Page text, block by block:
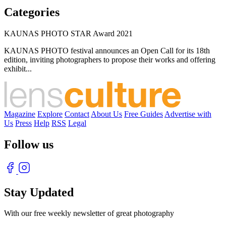
Categories
KAUNAS PHOTO STAR Award 2021
KAUNAS PHOTO festival announces an Open Call for its 18th
edition, inviting photographers to propose their works and offering
exhibit...
Magazine Explore Contact About Us Free Guides Advertise with
Us Press Help RSS Legal
Follow us
Stay Updated
With our free weekly newsletter of great photography